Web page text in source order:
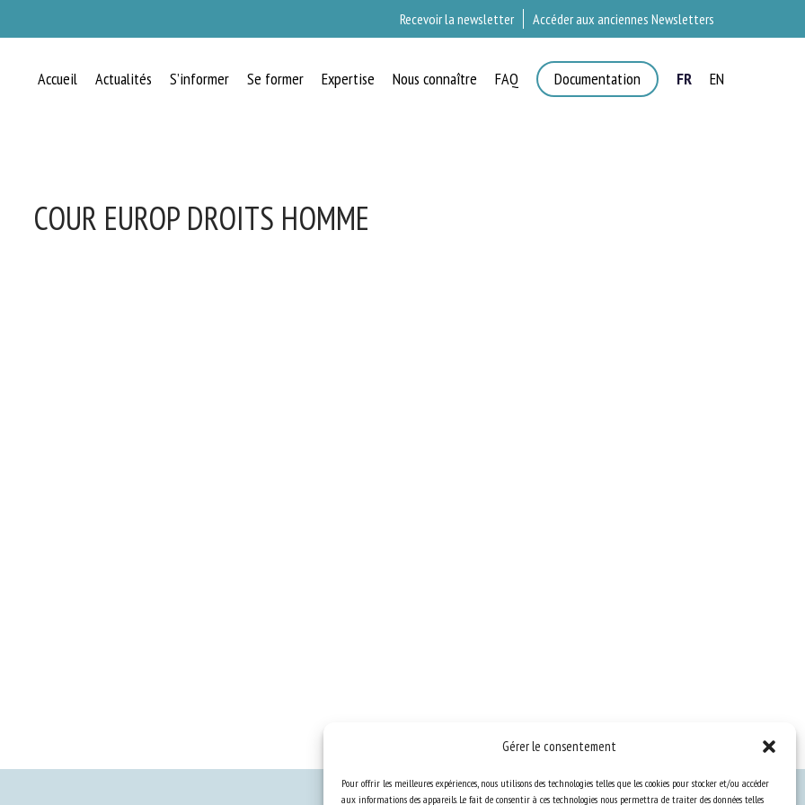
Gérer le consentement
Pour offrir les meilleures expériences, nous utilisons des technologies telles que les cookies pour stocker et/ou accéder
aux informations des appareils. Le fait de consentir à ces technologies nous permettra de traiter des données telles
Recevoir la newsletter Accéder aux anciennes Newsletters
Accueil Actualités S’informer Se former Expertise Nous connaître FAQ Documentation FR EN
COUR EUROP DROITS HOMME